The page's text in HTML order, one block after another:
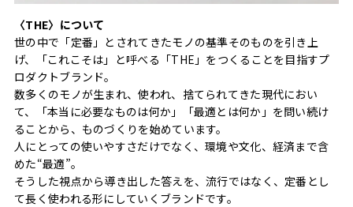
〈THE〉について
世の中で「定番」とされてきたモノの基準そのものを引き上
げ、「これこそは」と呼べる「THE」をつくることを目指すプ
ロダクトブランド。
数多くのモノが生まれ、使われ、捨てられてきた現代におい
て、「本当に必要なものは何か」「最適とは何か」を問い続け
ることから、ものづくりを始めています。
人にとっての使いやすさだけでなく、環境や文化、経済まで含
めた“最適”。
そうした視点から導き出した答えを、流行ではなく、定番とし
て長く使われる形にしていくブランドです。